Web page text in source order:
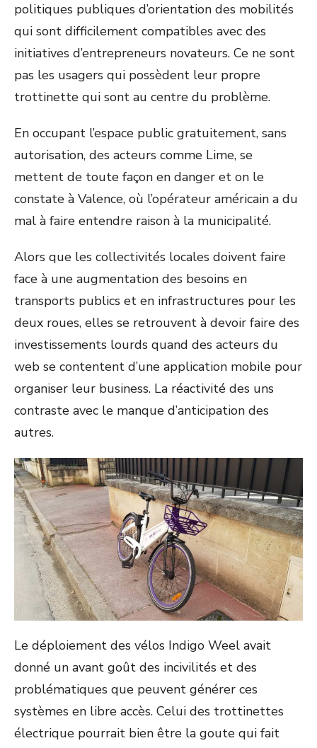
politiques publiques d’orientation des mobilités
qui sont difficilement compatibles avec des
initiatives d’entrepreneurs novateurs. Ce ne sont
pas les usagers qui possèdent leur propre
trottinette qui sont au centre du problème.
En occupant l’espace public gratuitement, sans
autorisation, des acteurs comme Lime, se
mettent de toute façon en danger et on le
constate à Valence, où l’opérateur américain a du
mal à faire entendre raison à la municipalité.
Alors que les collectivités locales doivent faire
face à une augmentation des besoins en
transports publics et en infrastructures pour les
deux roues, elles se retrouvent à devoir faire des
investissements lourds quand des acteurs du
web se contentent d’une application mobile pour
organiser leur business. La réactivité des uns
contraste avec le manque d’anticipation des
autres.
Le déploiement des vélos Indigo Weel avait
donné un avant goût des incivilités et des
problématiques que peuvent générer ces
systèmes en libre accès. Celui des trottinettes
électrique pourrait bien être la goute qui fait